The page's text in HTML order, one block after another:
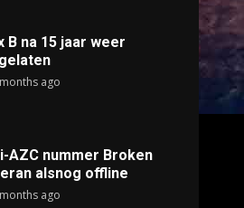
B na 15 jaar weer
ago
AZC nummer Broken
alsnog offline
ago